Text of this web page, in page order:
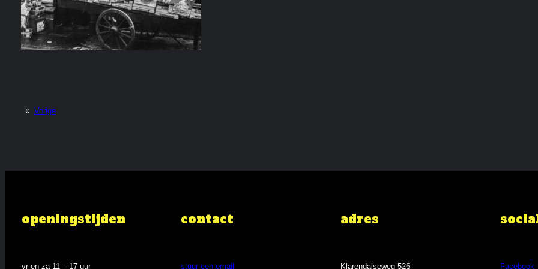
« Vorige
openingstijden
vr en za 11 – 17 uur
contact
stuur een email
adres
Klarendalseweg 526 Facebook